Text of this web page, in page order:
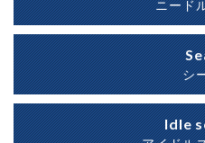
ニード
シ
Idle